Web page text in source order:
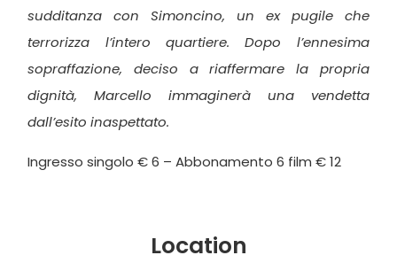
sudditanza con Simoncino, un ex pugile che
terrorizza l’intero quartiere. Dopo l’ennesima
sopraffazione, deciso a riaffermare la propria
dignità, Marcello immaginerà una vendetta
dall’esito inaspettato.
Ingresso singolo € 6 – Abbonamento 6 film € 12
Location